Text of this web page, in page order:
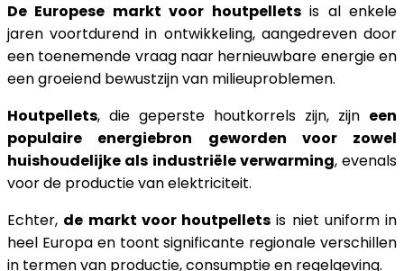
De Europese markt voor houtpelletsis al enkele
jaren voortdurend in ontwikkeling, aangedreven door
een toenemende vraag naar hernieuwbare energie en
een groeiend bewustzijn van milieuproblemen.
Houtpellets, die geperste houtkorrels zijn, zijn een
populaire energiebron geworden voor zowel
huishoudelijke als industriële verwarming, evenals
voor de productie van elektriciteit.
Echter, de markt voor houtpellets is niet uniform in
heel Europa en toont significante regionale verschillen
in termen van productie, consumptie en regelgeving.